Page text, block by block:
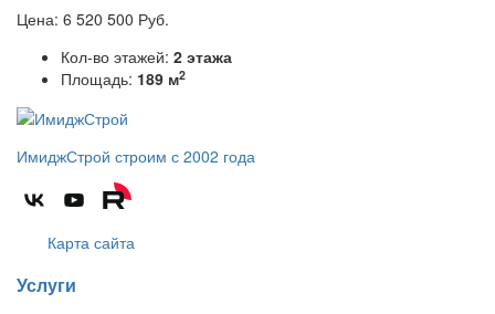
Цена: 6 520 500 Руб.
Кол-во этажей: 2 этажа
Площадь: 189 м2
ИмиджСтрой строим с 2002 года
Карта сайта
Услуги